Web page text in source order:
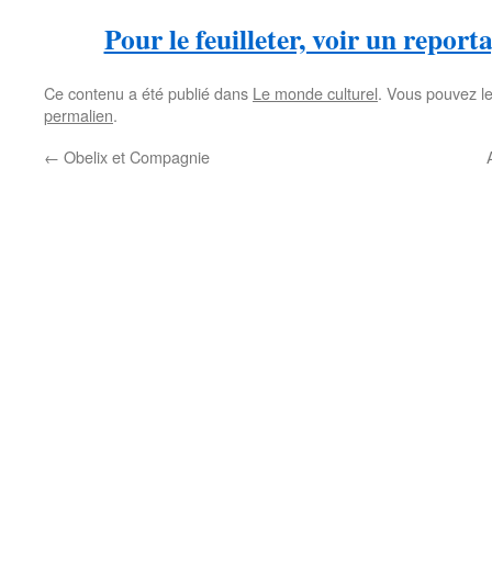
Pour le feuilleter, voir un
Ce contenu a été publié dans Le monde culturel. Vous pouvez
permalien.
← Obelix et Compagnie